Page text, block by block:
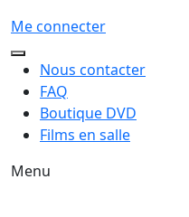
Me connecter
Nous contacter
FAQ
Boutique DVD
Films en salle
Menu